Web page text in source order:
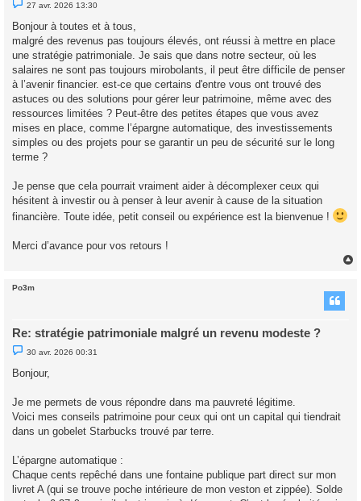
e
s
a
e
n
o
n
l
27 avr. 2026 13:30
Bonjour à toutes et à tous,
malgré des revenus pas toujours élevés, ont réussi à mettre en place
une stratégie patrimoniale. Je sais que dans notre secteur, où les
salaires ne sont pas toujours mirobolants, il peut être difficile de penser
à l’avenir financier. est-ce que certains d'entre vous ont trouvé des
astuces ou des solutions pour gérer leur patrimoine, même avec des
ressources limitées ? Peut-être des petites étapes que vous avez
mises en place, comme l’épargne automatique, des investissements
simples ou des projets pour se garantir un peu de sécurité sur le long
terme ?
Je pense que cela pourrait vraiment aider à décomplexer ceux qui
hésitent à investir ou à penser à leur avenir à cause de la situation
financière. Toute idée, petit conseil ou expérience est la bienvenue !
Merci d’avance pour vos retours !
Po3m
Re: stratégie patrimoniale malgré un revenu modeste ?
M
e
s
e
n
n
u
30 avr. 2026 00:31
Bonjour,
Je me permets de vous répondre dans ma pauvreté légitime.
Voici mes conseils patrimoine pour ceux qui ont un capital qui tiendrait
dans un gobelet Starbucks trouvé par terre.
L’épargne automatique :
Chaque cents repêché dans une fontaine publique part direct sur mon
livret A (qui se trouve poche intérieure de mon veston et zippée). Solde